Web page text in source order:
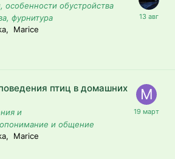
особенности обустройства
фурнитура
Marice
птиц в домашних
и
и общение
Marice